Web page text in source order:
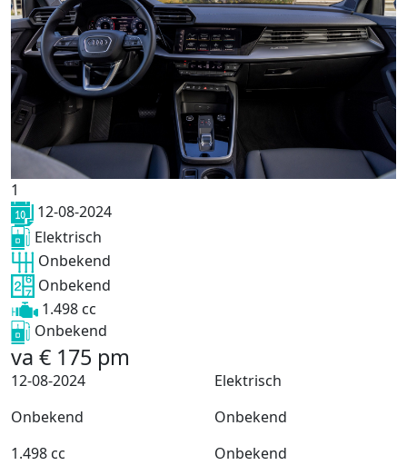
1
12-08-2024
Elektrisch
Onbekend
Onbekend
1.498 cc
Onbekend
va € 175 pm
12-08-2024
Elektrisch
Onbekend
Onbekend
1.498 cc
Onbekend